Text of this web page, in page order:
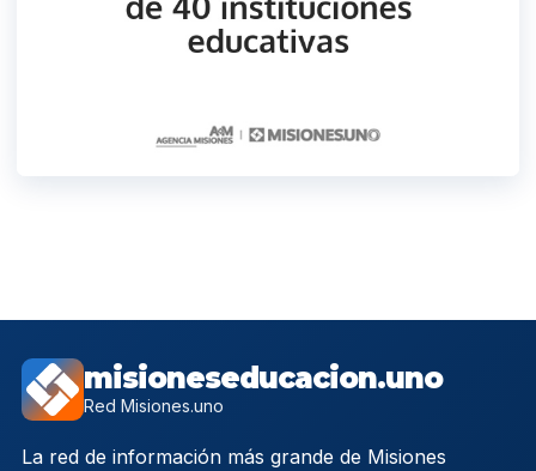
misioneseducacion.uno
Red Misiones.uno
La red de información más grande de Misiones